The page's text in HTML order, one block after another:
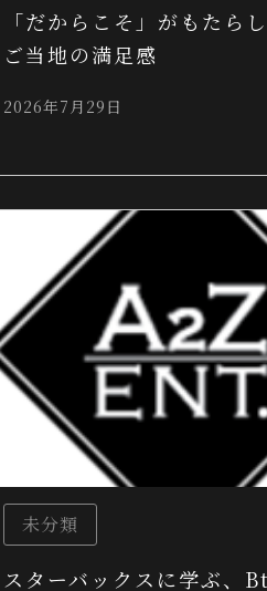
「だからこそ」がもたら
ご当地の満足感
2026年7月29日
未分類
スターバックスに学ぶ、